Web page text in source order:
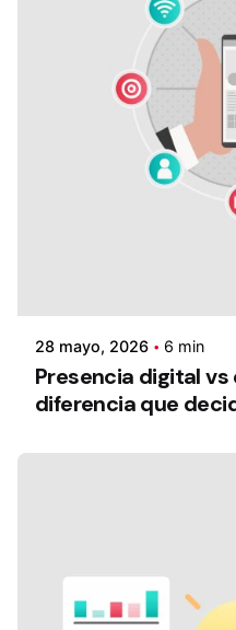
28 mayo, 2026 6 min
Presencia digital
diferencia que